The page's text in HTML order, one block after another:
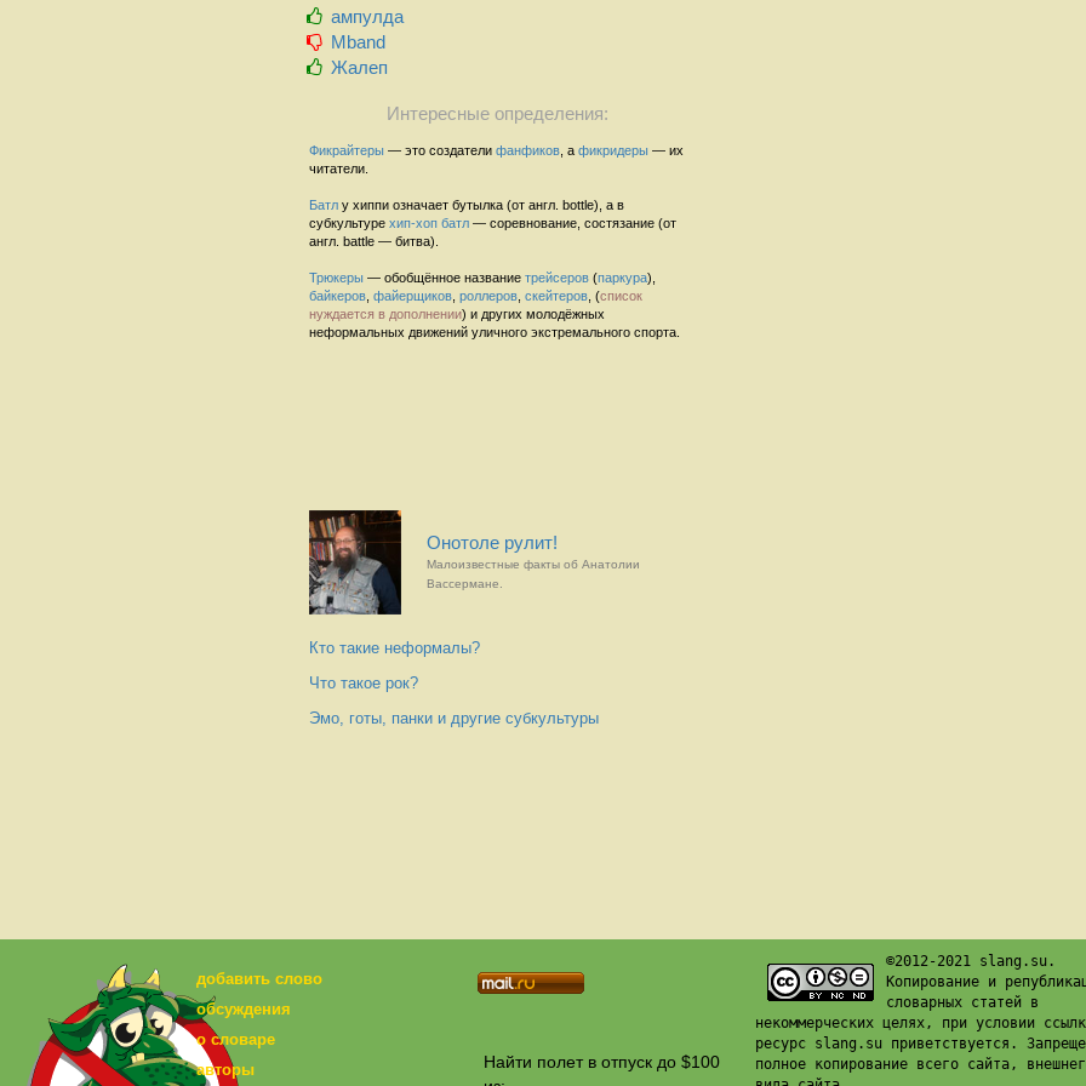
ампулда
Mband
Жалеп
Интересные определения:
Фикрайтеры — это создатели фанфиков , а фикридеры — их
читатели.
Батл у хиппи означает бутылка (от англ. bottle), а в
субкультуре хип-хоп батл — соревнование, состязание (от
англ. battle — битва).
Трюкеры — обобщённое название трейсеров (паркура),
байкеров файерщиков роллеров скейтеров , (список
нуждается в дополнении) и других молодёжных
неформальных движений уличного экстремального спорта.
Онотоле рулит!
Малоизвестные факты об Анатолии
Вассермане.
Кто такие неформалы?
Что такое рок?
Эмо, готы, панки и другие субкультуры
добавить слово
обсуждения
о словаре
авторы
Найти полет в отпуск до $100
©2012-2021 slang.su.
Копирование и
словарных статей в
некоммерческих целях, при условии
ресурс slang.su приветствуется.
полное копирование всего сайта,